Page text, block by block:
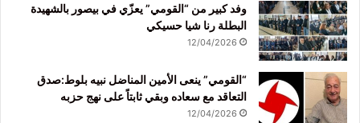
وفد كبير من “القومي” يعزّي في بيصور بالشهيدة
البطلة رنا شيا حسيكي
12/04/2026
“القومي” ينعى الأمين المناضل نبيه بلوط:صدق
التعاقد مع سعاده وبقي ثابتاً على نهج حزبه
12/04/2026